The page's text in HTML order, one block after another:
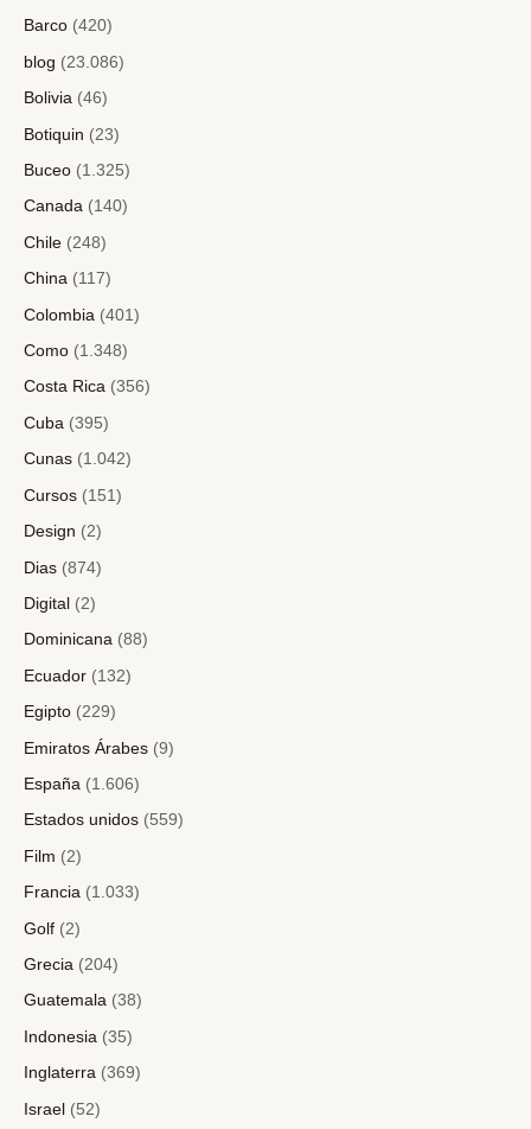
Barco (420)
blog (23.086)
Bolivia (46)
Botiquin (23)
Buceo (1.325)
Canada (140)
Chile (248)
China (117)
Colombia (401)
Como (1.348)
Costa Rica (356)
Cuba (395)
Cunas (1.042)
Cursos (151)
Design (2)
Dias (874)
Digital (2)
Dominicana (88)
Ecuador (132)
Egipto (229)
Emiratos Árabes (9)
España (1.606)
Estados unidos (559)
Film (2)
Francia (1.033)
Golf (2)
Grecia (204)
Guatemala (38)
Indonesia (35)
Inglaterra (369)
Israel (52)